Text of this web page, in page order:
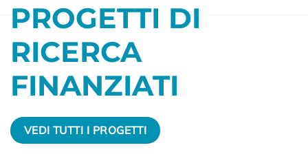
PROGETTI DI
RICERCA
FINANZIATI
VEDI TUTTI I PROGETTI